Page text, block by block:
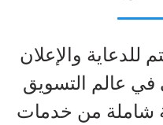
للدعاية والإعلان
في عالم التسويق
شاملة من خدمات